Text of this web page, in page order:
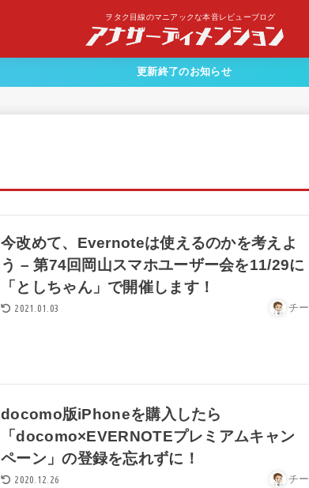
ヲタク目線のマニアックな本音レビューブログ
更新終了のお知らせ
今改めて、Evernoteは使えるのかを考えよ
う – 第74回岡山スマホユーザー会を11/29に
「としちゃん」で開催します！
2021.01.03 チー
docomo版iPhoneを購入したら
「docomo×EVERNOTEプレミアムキャン
ペーン」の登録を忘れずに！
2020.12.26 チー